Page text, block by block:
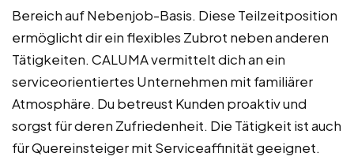
Bereich auf Nebenjob-Basis. Diese Teilzeitposition
ermöglicht dir ein flexibles Zubrot neben anderen
Tätigkeiten. CALUMA vermittelt dich an ein
serviceorientiertes Unternehmen mit familiärer
Atmosphäre. Du betreust Kunden proaktiv und
sorgst für deren Zufriedenheit. Die Tätigkeit ist auch
für Quereinsteiger mit Serviceaffinität geeignet.